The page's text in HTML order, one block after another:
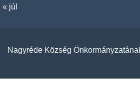
« júl
Nagyréde Község